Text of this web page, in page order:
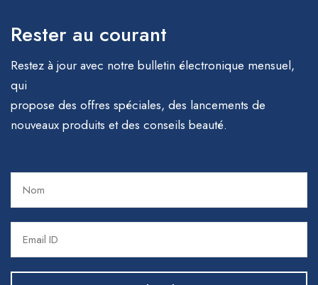
Rester au courant
Restez à jour avec notre bulletin électronique mensuel,
qui
propose des offres spéciales, des lancements de
nouveaux produits et des conseils beauté.